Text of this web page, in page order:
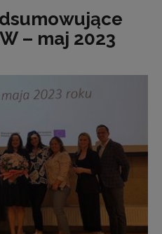
– maj 2023